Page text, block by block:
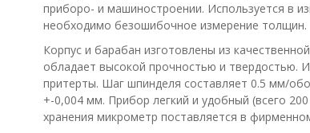
приборо- и машиностроении. Используется в
необходимо безошибочное измерение толщин.
Корпус и барабан изготовлены из
обладает высокой прочностью и твердостью.
притерты. Шаг шпинделя составляет 0.5 мм/
+-0,004 мм. Прибор легкий и удобный (всего
хранения микрометр поставляется в